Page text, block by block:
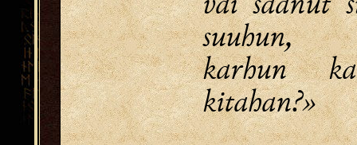
suuhun,
karhun
kitahan?»